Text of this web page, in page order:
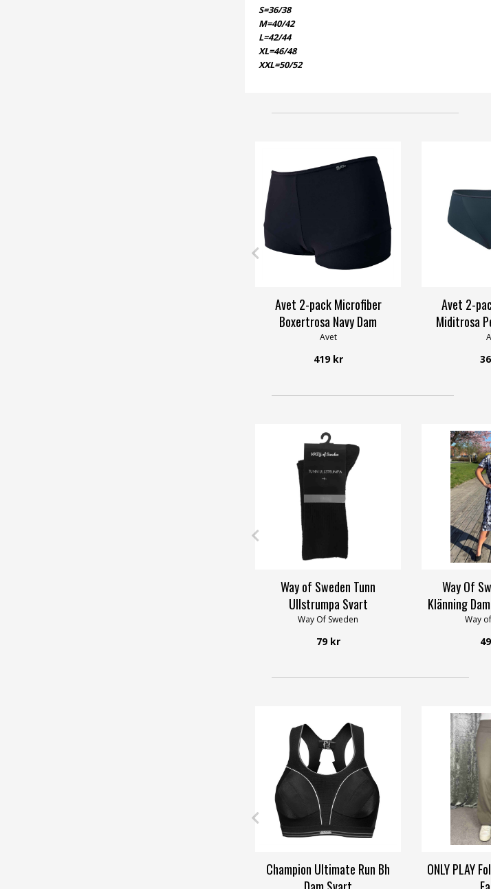
S=36/38
M=40/42
L=42/44
XL=46/48
XXL=50/52
Avet 2-pack Microfiber
Boxertrosa Navy Dam
Avet
419 kr
Avet 2-
Miditrosa
Way of Sweden Tunn
Ullstrumpa Svart
Way Of Sweden
79 kr
Way Of
Klänning
Way
Champion Ultimate Run Bh
ONLY PLAY